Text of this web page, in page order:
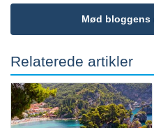
Mød bloggens
Relaterede artikler